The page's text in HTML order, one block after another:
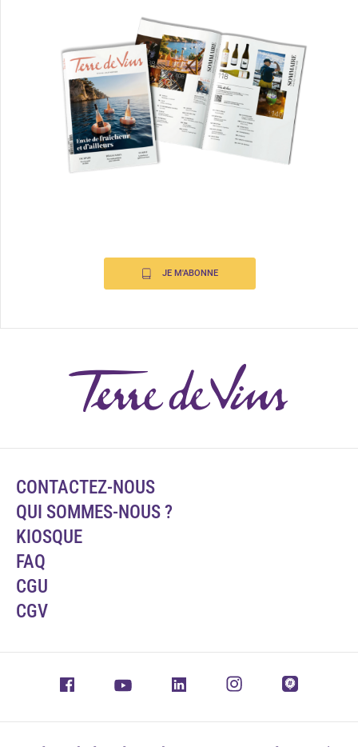
JE M'ABONNE
CONTACTEZ-NOUS
QUI SOMMES-NOUS ?
KIOSQUE
FAQ
CGU
CGV